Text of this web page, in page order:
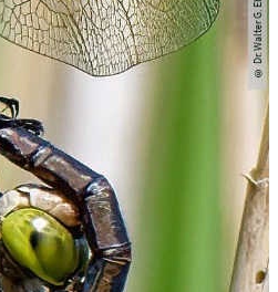
© Dr. Walter G. Eberle